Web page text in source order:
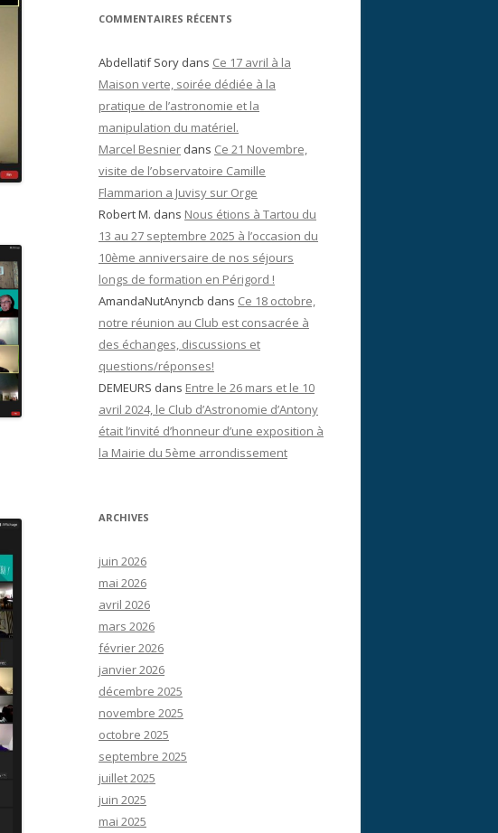
COMMENTAIRES RÉCENTS
Abdellatif Sory dans Ce 17 avril à la
Maison verte, soirée dédiée à la
pratique de l’astronomie et la
manipulation du matériel.
Marcel Besnier dans Ce 21 Novembre,
visite de l’observatoire Camille
Flammarion a Juvisy sur Orge
Robert M. dans Nous étions à Tartou du
13 au 27 septembre 2025 à l’occasion du
10ème anniversaire de nos séjours
longs de formation en Périgord !
AmandaNutAnyncb dans Ce 18 octobre,
notre réunion au Club est consacrée à
des échanges, discussions et
questions/réponses!
DEMEURS dans Entre le 26 mars et le 10
avril 2024, le Club d’Astronomie d’Antony
était l’invité d’honneur d’une exposition à
la Mairie du 5ème arrondissement
ARCHIVES
juin 2026
mai 2026
avril 2026
mars 2026
février 2026
janvier 2026
décembre 2025
novembre 2025
octobre 2025
septembre 2025
juillet 2025
juin 2025
mai 2025